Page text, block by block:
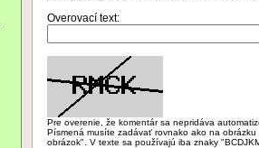
Overovací text:
Pre overenie, že komentár sa nepridáva
Písmená musíte zadávať rovnako ako na
obrázok". V texte sa používajú iba znaky